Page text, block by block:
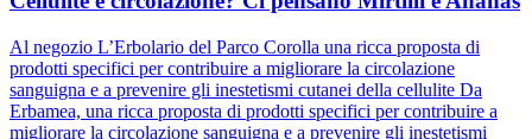
Al negozio L’Erbolario del Parco Corolla una ricca proposta di
prodotti specifici per contribuire a migliorare la circolazione
sanguigna e a prevenire gli inestetismi cutanei della cellulite Da
Erbamea, una ricca proposta di prodotti specifici per contribuire a
migliorare la circolazione sanguigna e a prevenire gli inestetismi